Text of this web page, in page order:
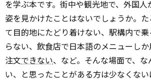
を学ぶ本です。街中や観光地で、外国
姿を見かけたことはないでしょうか。
て目的地にたどり着けない、駅構内で
らない、飲食店で日本語のメニューし
注文できない、など。そんな場面で、
い、と思ったことがある方は少なくな